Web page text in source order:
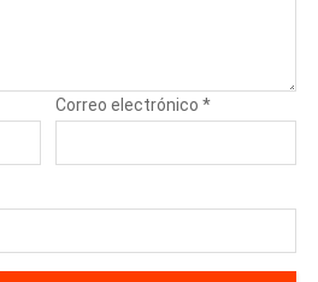
Correo electrónico*